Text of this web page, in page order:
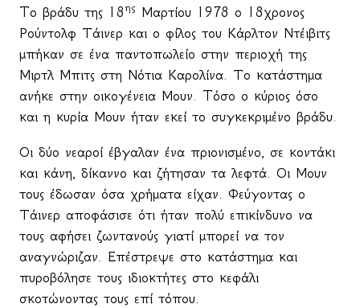
To βράδυ της 18 ης Μαρτίου 1978 ο 18χρονος
Ρούντολφ Τάινερ και ο φίλος του Κάρλτον Ντέιβιτς
μπήκαν σε ένα παντοπωλείο στην περιοχή της
Μιρτλ Μπιτς στη Νότια Καρολίνα. Το κατάστημα
ανήκε στην οικογένεια Μουν. Tόσο ο κύριος όσο
και η κυρία Μουν ήταν εκεί το συγκεκριμένο βράδυ.
Οι δύο νεαροί έβγαλαν ένα πριονισμένο, σε κοντάκι
και κάνη, δίκαννο και ζήτησαν τα λεφτά. Οι Μουν
τους έδωσαν όσα χρήματα είχαν. Φεύγοντας ο
Τάινερ αποφάσισε ότι ήταν πολύ επικίνδυνο να
τους αφήσει ζωντανούς γιατί μπορεί να τον
αναγνώριζαν. Επέστρεψε στο κατάστημα και
πυροβόλησε τους ιδιοκτήτες στο κεφάλι
σκοτώνοντας τους επί τόπου.